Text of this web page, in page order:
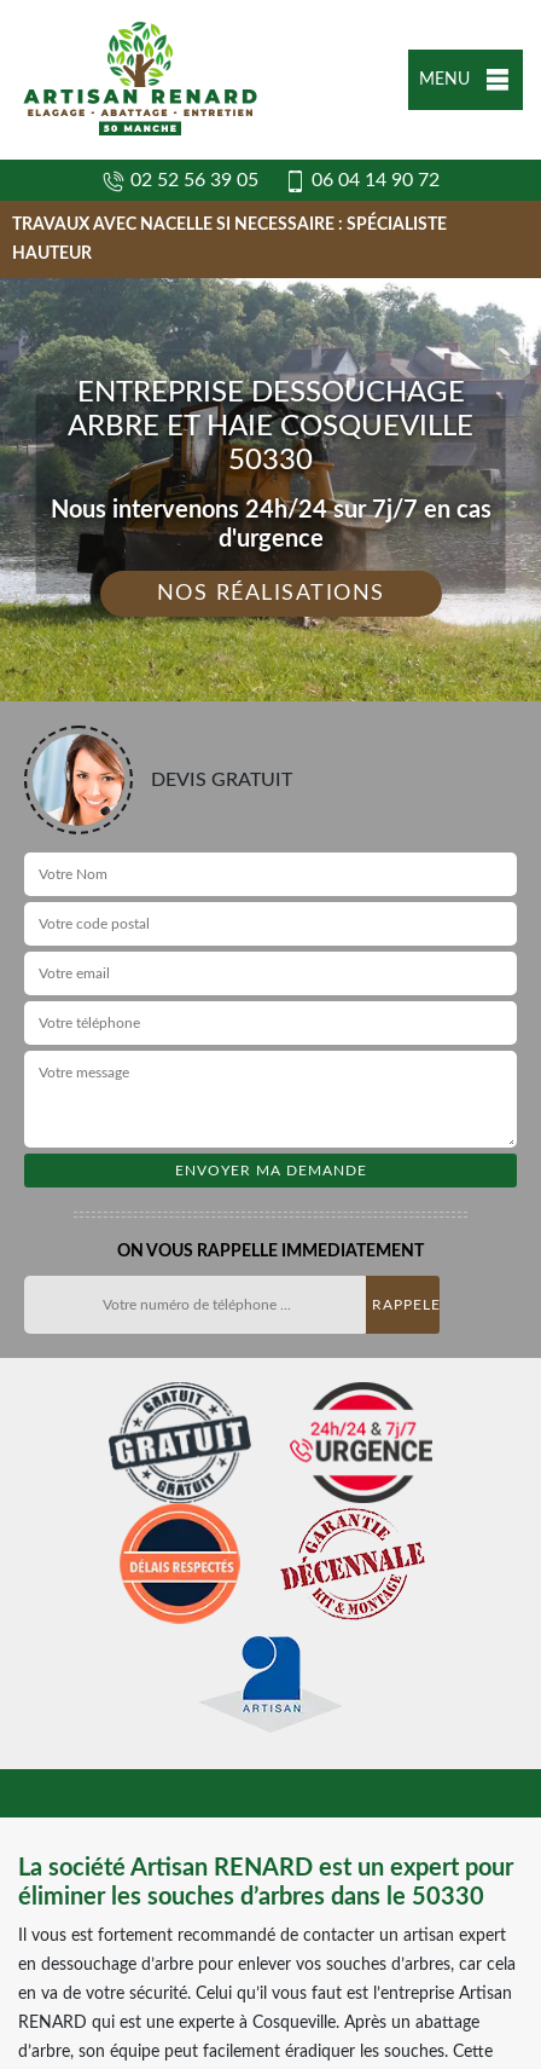
MENU
02 52 56 39 05 06 04 14 90 72
TRAVAUX AVEC NACELLE SI NECESSAIRE : SPÉCIALISTE
HAUTEUR
ENTREPRISE DESSOUCHAGE
ARBRE ET HAIE COSQUEVILLE
50330
Nous intervenons 24h/24 sur 7j/7 en cas
d'urgence
NOS RÉALISATIONS
DEVIS GRATUIT
ON VOUS RAPPELLE IMMEDIATEMENT
La société Artisan RENARD est un expert pour
éliminer les souches d’arbres dans le 50330
Il vous est fortement recommandé de contacter un artisan expert
en dessouchage d’arbre pour enlever vos souches d’arbres, car cela
en va de votre sécurité. Celui qu’il vous faut est l’entreprise Artisan
RENARD qui est une experte à Cosqueville. Après un abattage
d’arbre, son équipe peut facilement éradiquer les souches. Cette